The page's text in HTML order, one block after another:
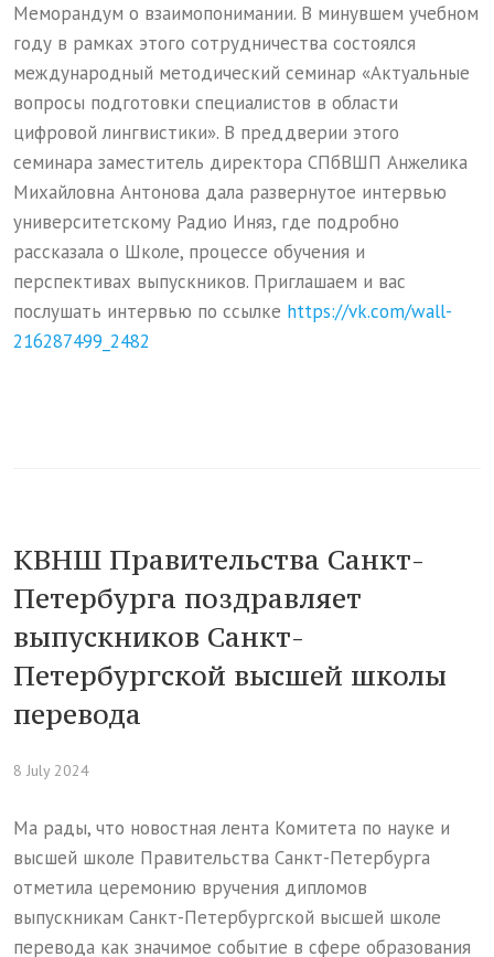
Меморандум о взаимопонимании. В минувшем учебном
году в рамках этого сотрудничества состоялся
международный методический семинар «Актуальные
вопросы подготовки специалистов в области
цифровой лингвистики». В преддверии этого
семинара заместитель директора СПбВШП Анжелика
Михайловна Антонова дала развернутое интервью
университетскому Радио Иняз, где подробно
рассказала о Школе, процессе обучения и
перспективах выпускников. Приглашаем и вас
послушать интервью по ссылке https://vk.com/wall-
216287499_2482
КВНШ Правительства Санкт-
Петербурга поздравляет
выпускников Санкт-
Петербургской высшей школы
перевода
8 July 2024
Ма рады, что новостная лента Комитета по науке и
высшей школе Правительства Санкт-Петербурга
отметила церемонию вручения дипломов
выпускникам Санкт-Петербургской высшей школе
перевода как значимое событие в сфере образования